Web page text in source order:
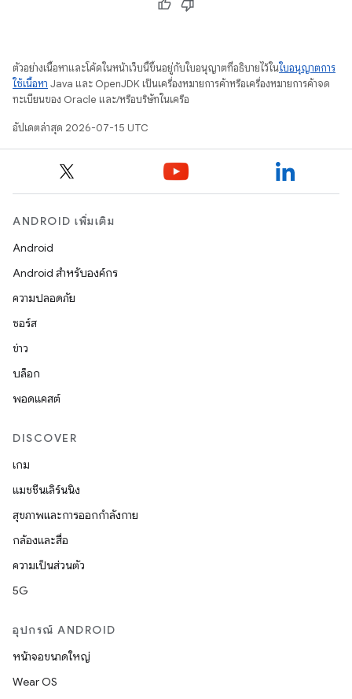
ตัวอย่างเนื้อหาและโค้ดในหน้าเว็บนี้ขึ้นอยู่กับใบอนุญาตที่อธิบายไว้ในใบอนุญาตการ
ใช้เนื้อหา Java และ OpenJDK เป็นเครื่องหมายการค้าหรือเครื่องหมายการค้าจด
ทะเบียนของ Oracle และ/หรือบริษัทในเครือ
อัปเดตล่าสุด 2026-07-15 UTC
ANDROID เพิ่มเติม
Android
Android สำหรับองค์กร
ความปลอดภัย
ซอร์ส
ข่าว
บล็อก
พอดแคสต์
DISCOVER
เกม
แมชชีนเลิร์นนิง
สุขภาพและการออกกำลังกาย
กล้องและสื่อ
ความเป็นส่วนตัว
5G
อุปกรณ์ ANDROID
หน้าจอขนาดใหญ่
Wear OS